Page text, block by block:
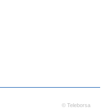
© Teleborsa